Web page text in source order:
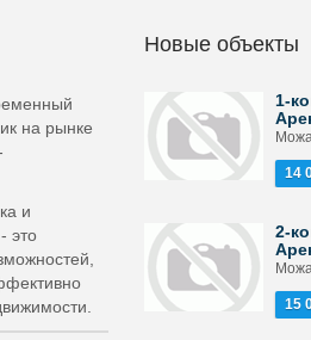
на рынке
и
это
Новые объекты
1-
14
2-
15